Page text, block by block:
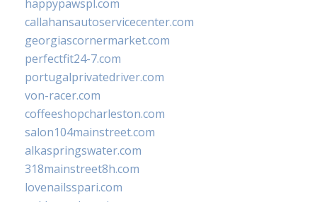
happypawspl.com
callahansautoservicecenter.com
georgiascornermarket.com
perfectfit24-7.com
portugalprivatedriver.com
von-racer.com
coffeeshopcharleston.com
salon104mainstreet.com
alkaspringswater.com
318mainstreet8h.com
lovenailsspari.com